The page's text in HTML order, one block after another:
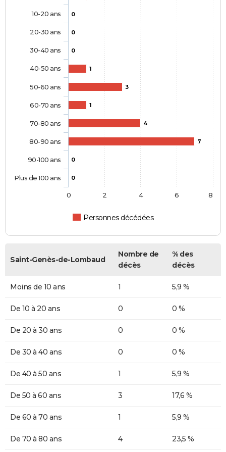
0
0
0
1
3
1
4
7
0
0
Personnes décédées
10-20 ans
20-30 ans
30-40 ans
40-50 ans
50-60 ans
60-70 ans
70-80 ans
80-90 ans
90-100 ans
Plus de 100 ans
0 2 4 6 8
Saint-Genès-de-Lombaud
Nombre de
décès
% des
décès
Moins de 10 ans 1 5,9 %
De 10 à 20 ans 0 0 %
De 20 à 30 ans 0 0 %
De 30 à 40 ans 0 0 %
De 40 à 50 ans 1 5,9 %
De 50 à 60 ans 3 17,6 %
De 60 à 70 ans 1 5,9 %
De 70 à 80 ans 4 23,5 %